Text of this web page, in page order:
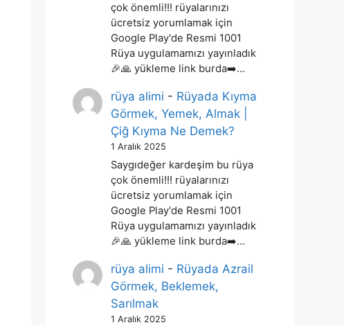
çok önemli!!! rüyalarınızı
ücretsiz yorumlamak için
Google Play'de Resmi 1001
Rüya uygulamamızı yayınladık
🎉🙏 yükleme link burda➡️…
rüya alimi - Rüyada Kıyma
Görmek, Yemek, Almak |
Çiğ Kıyma Ne Demek?
1 Aralık 2025
Saygıdeğer kardeşim bu rüya
çok önemli!!! rüyalarınızı
ücretsiz yorumlamak için
Google Play'de Resmi 1001
Rüya uygulamamızı yayınladık
🎉🙏 yükleme link burda➡️…
rüya alimi - Rüyada Azrail
Görmek, Beklemek,
Sarılmak
1 Aralık 2025